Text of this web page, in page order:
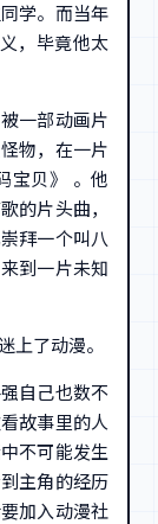
学。而当年
，毕竟他太
一部动画片
物，在一片
宝贝》 。他
的片头曲，
拜一个叫八
到一片未知
上了动漫。
自己也数不
故事里的人
不可能发生
主角的经历
加入动漫社